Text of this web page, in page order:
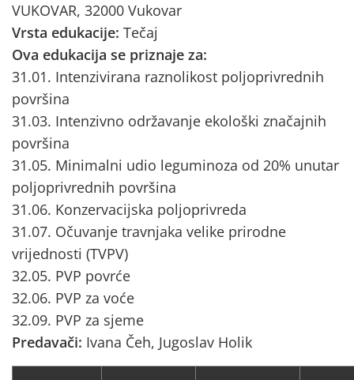
VUKOVAR, 32000 Vukovar
Vrsta edukacije: Tečaj
Ova edukacija se priznaje za:
31.01. Intenzivirana raznolikost poljoprivrednih
površina
31.03. Intenzivno održavanje ekološki značajnih
površina
31.05. Minimalni udio leguminoza od 20% unutar
poljoprivrednih površina
31.06. Konzervacijska poljoprivreda
31.07. Očuvanje travnjaka velike prirodne
vrijednosti (TVPV)
32.05. PVP povrće
32.06. PVP za voće
32.09. PVP za sjeme
Predavači: Ivana Čeh, Jugoslav Holik